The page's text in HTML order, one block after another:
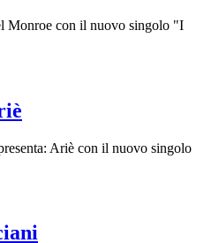
Monroe con il nuovo singolo "I
Ariè con il nuovo singolo